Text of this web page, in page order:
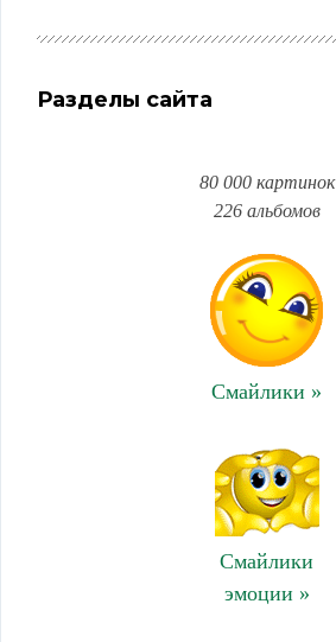
Разделы сайта
80 000 картинок
226 альбомов
Смайлики »
Смайлики
эмоции »